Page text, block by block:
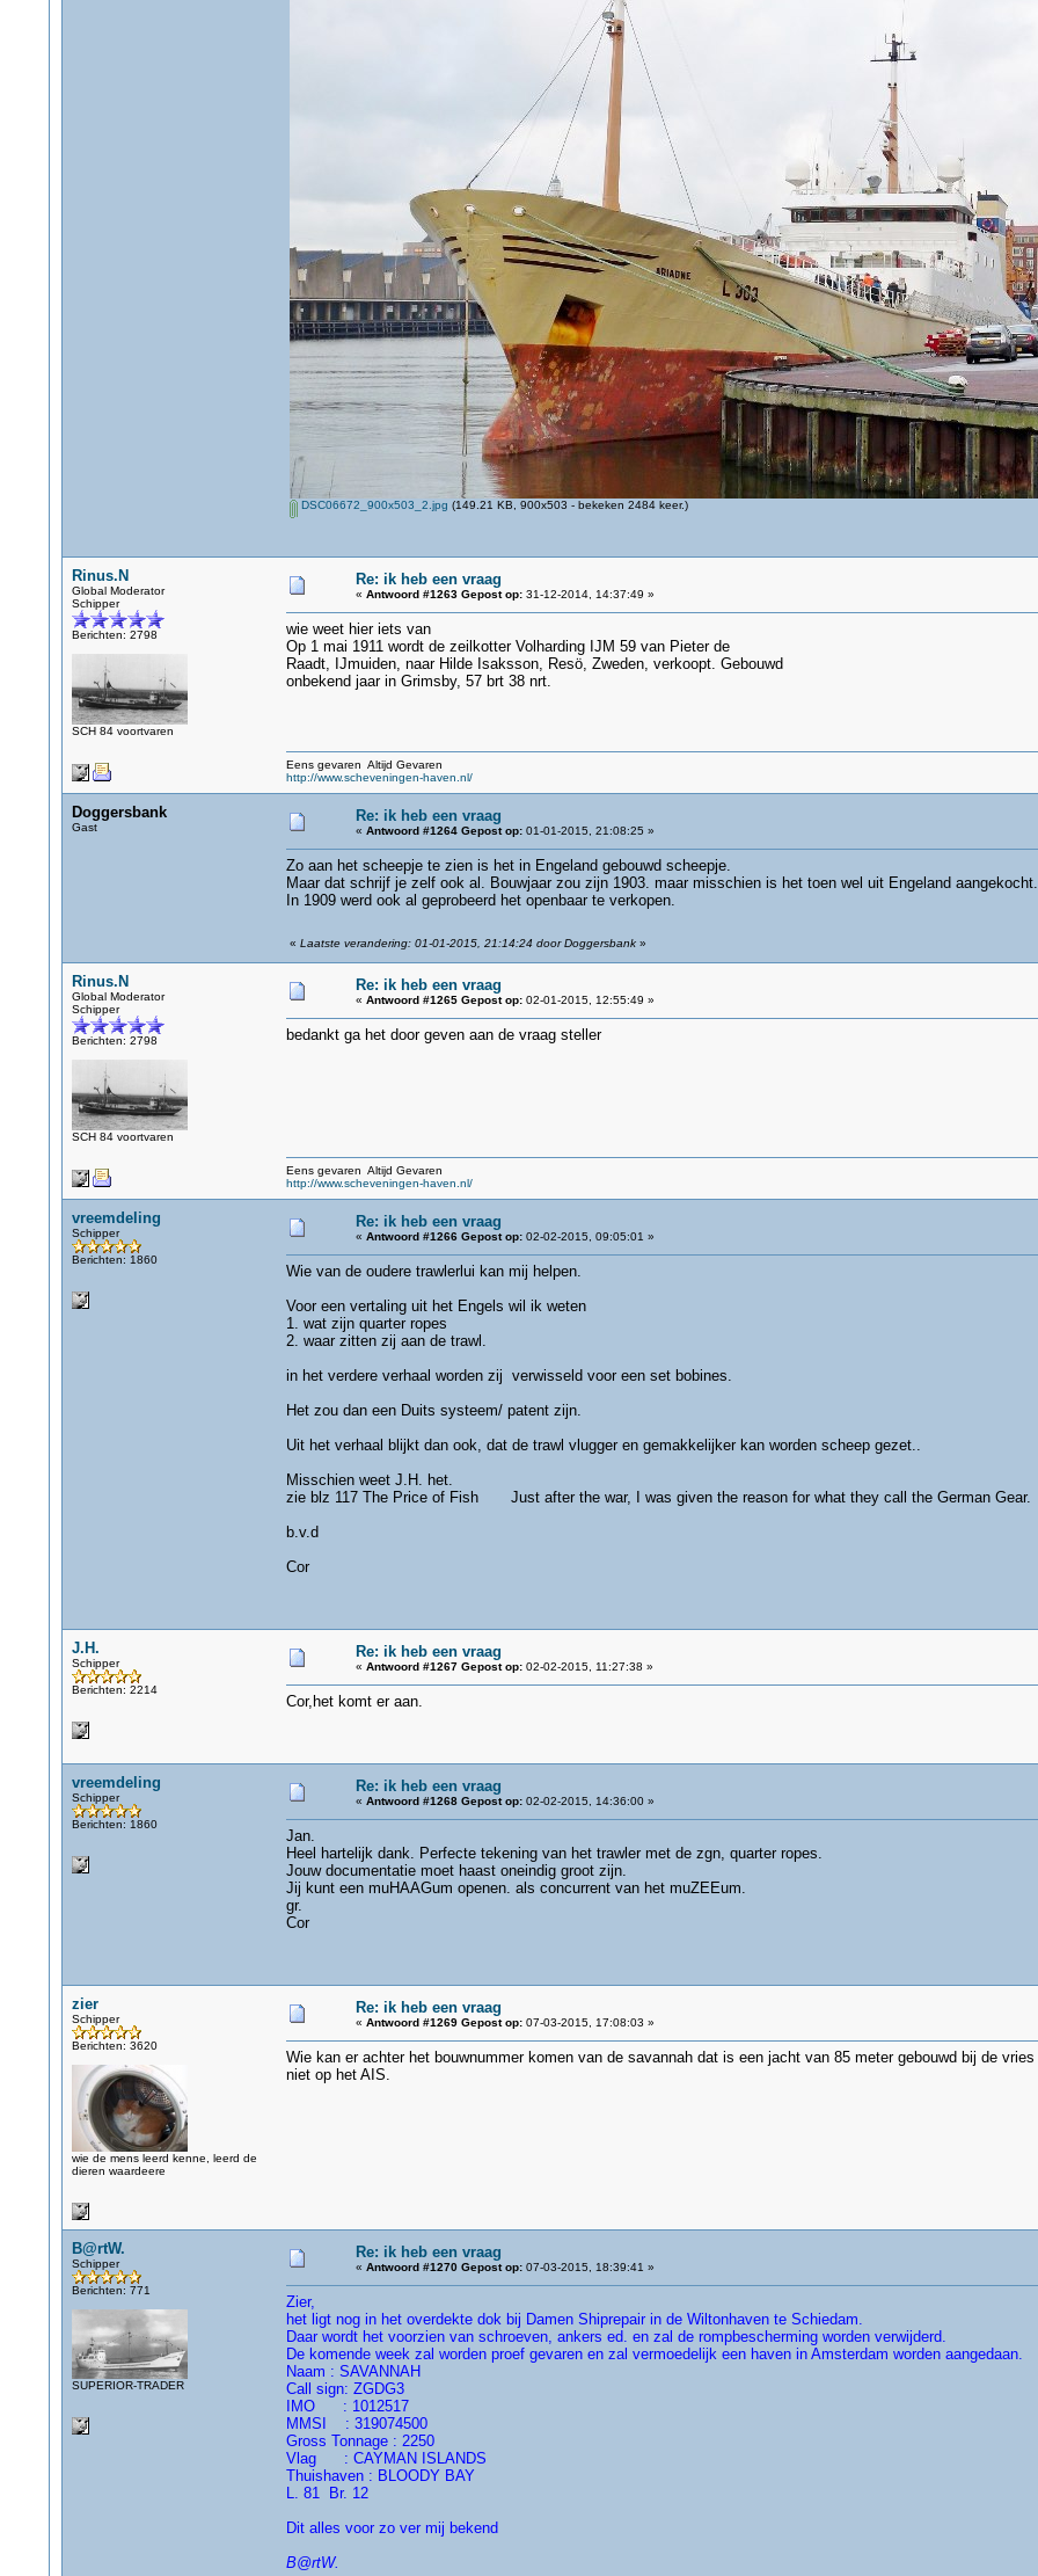
DSC06672_900x503_2.jpg (149.21 KB, 900x503 - bekeken 2484 keer.)
Rinus.N
Global Moderator
Schipper
Berichten: 2798
SCH 84 voortvaren
Re: ik heb een vraag
« Antwoord #1263 Gepost op:31-12-2014, 14:37:49 »
wie weet hier iets van
Op 1 mai 1911 wordt de zeilkotter Volharding IJM 59 van Pieter de
Raadt, IJmuiden, naar Hilde Isaksson, Resö, Zweden, verkoopt. Gebouwd
onbekend jaar in Grimsby, 57 brt 38 nrt.
Eens gevaren Altijd Gevaren
http://www.scheveningen-haven.nl/
Doggersbank
Gast
Re: ik heb een vraag
« Antwoord #1264 Gepost op:01-01-2015, 21:08:25 »
Zo aan het scheepje te zien is het in Engeland gebouwd scheepje.
Maar dat schrijf je zelf ook al. Bouwjaar zou zijn 1903. maar misschien is het toen wel uit Engeland aangekocht.
In 1909 werd ook al geprobeerd het openbaar te verkopen.
« Laatste verandering: 01-01-2015, 21:14:24 door Doggersbank»
Rinus.N
Global Moderator
Schipper
Berichten: 2798
SCH 84 voortvaren
Re: ik heb een vraag
« Antwoord #1265 Gepost op:02-01-2015, 12:55:49 »
bedankt ga het door geven aan de vraag steller
Eens gevaren Altijd Gevaren
http://www.scheveningen-haven.nl/
vreemdeling
Schipper
Berichten: 1860
Re: ik heb een vraag
« Antwoord #1266 Gepost op:02-02-2015, 09:05:01 »
Wie van de oudere trawlerlui kan mij helpen.
Voor een vertaling uit het Engels wil ik weten
1. wat zijn quarter ropes
2. waar zitten zij aan de trawl.
in het verdere verhaal worden zij verwisseld voor een set bobines.
Het zou dan een Duits systeem/ patent zijn.
Uit het verhaal blijkt dan ook, dat de trawl vlugger en gemakkelijker kan worden scheep gezet..
Misschien weet J.H. het.
zie blz 117 The Price of Fish Just after the war, I was given the reason for what they call the German Gear.
b.v.d
Cor
J.H.
Schipper
Berichten: 2214
Re: ik heb een vraag
« Antwoord #1267 Gepost op:02-02-2015, 11:27:38 »
Cor,het komt er aan.
vreemdeling
Schipper
Berichten: 1860
Re: ik heb een vraag
« Antwoord #1268 Gepost op:02-02-2015, 14:36:00 »
Jan.
Heel hartelijk dank. Perfecte tekening van het trawler met de zgn, quarter ropes.
Jouw documentatie moet haast oneindig groot zijn.
Jij kunt een muHAAGum openen. als concurrent van het muZEEum.
gr.
Cor
zier
Schipper
Berichten: 3620
wie de mens leerd kenne, leerd de
dieren waardeere
Re: ik heb een vraag
« Antwoord #1269 Gepost op:07-03-2015, 17:08:03 »
Wie kan er achter het bouwnummer komen van de savannah dat is een jacht van 85 meter gebouwd bij de
niet op het AIS.
B@rtW.
Schipper
Berichten: 771
SUPERIOR-TRADER
Re: ik heb een vraag
« Antwoord #1270 Gepost op:07-03-2015, 18:39:41 »
Zier,
het ligt nog in het overdekte dok bij Damen Shiprepair in de Wiltonhaven te Schiedam.
Daar wordt het voorzien van schroeven, ankers ed. en zal de rompbescherming worden verwijderd.
De komende week zal worden proef gevaren en zal vermoedelijk een haven in Amsterdam worden aangedaan.
Naam : SAVANNAH
Call sign: ZGDG3
IMO : 1012517
MMSI : 319074500
Gross Tonnage : 2250
Vlag : CAYMAN ISLANDS
Thuishaven : BLOODY BAY
L. 81 Br. 12
Dit alles voor zo ver mij bekend
B@rtW.